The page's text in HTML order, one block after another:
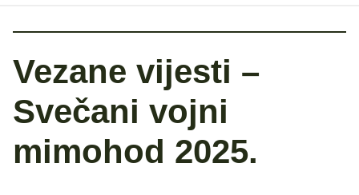
Vezane vijesti –
Svečani vojni
mimohod 2025.